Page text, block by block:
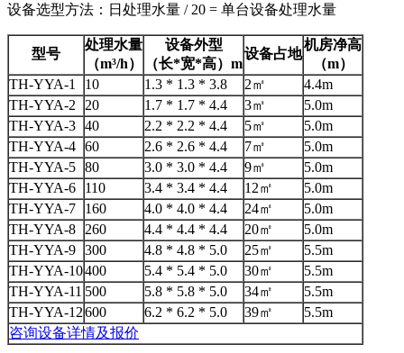
设备选型方法：日处理水量 / 20 = 单台设备处理水量
型号
处理水量
（m³/h）
设备外型
（长*宽*高）m
设备占地
机房净高
（m）
TH-YYA-1
10 1.3 * 1.3 * 3.8 2㎡
4.4m
TH-YYA-2
20 1.7 * 1.7 * 4.4 3㎡
5.0m
TH-YYA-3 40 2.2 * 2.2 * 4.4 5㎡
5.0m
TH-YYA-4 60 2.6 * 2.6 * 4.4 7㎡
5.0m
TH-YYA-5 80 3.0 * 3.0 * 4.4 9㎡
5.0m
TH-YYA-6
110 3.4 * 3.4 * 4.4 12㎡
5.0m
TH-YYA-7
160 4.0 * 4.0 * 4.4 24㎡
5.0m
TH-YYA-8
260 4.4 * 4.4 * 4.4 20㎡
5.0m
TH-YYA-9 300 4.8 * 4.8 * 5.0 25㎡
5.5m
TH-YYA-10400 5.4 * 5.4 * 5.0 30㎡
5.5m
TH-YYA-11 500 5.8 * 5.8 * 5.0 34㎡
5.5m
TH-YYA-12600 6.2 * 6.2 * 5.0 39㎡
5.5m
咨询设备详情及报价